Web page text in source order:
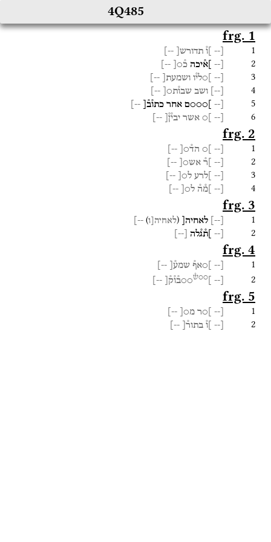
4Q485
frg. 1
1
[-- ]ו֯ תדורש[ --]
2
[-- ]א֯יכה כ֯○[ --]
3
[-- ]○לי֯ו ושמעת[ --]
4
-- ושב שבו֯ת○[ --]
5
[-- ]○○○ם אחר כתו֯ב֯[ --]
6
[--
]○ אשר יבי֯ן֯[ --]
frg. 2
1
[--
]○ הד֯○[ --]
2
[-- ]ר֯ אש○[ --]
3
[-- ]לרע ל○[ --]
4
[-- ]מ֯ה֯ ל○[ --]
frg. 3
1
-- לאחיה[ (לאחיה[ו)
--]
2
[-- ]ת֯ג֯לה --
frg. 4
1
[-- ]○אף֯ שמע֯[ --]
2
[-- ○○ש֯○○ב֯ו֯ק֯[ --]
frg. 5
1
[-- ]○ר מ○[ --]
2
[-- ]ו֯ בתור֯[ --]